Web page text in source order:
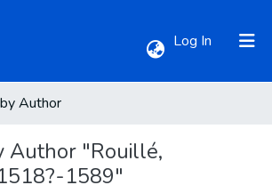
Log In (current)
Author
Author "Rouillé,
1589"